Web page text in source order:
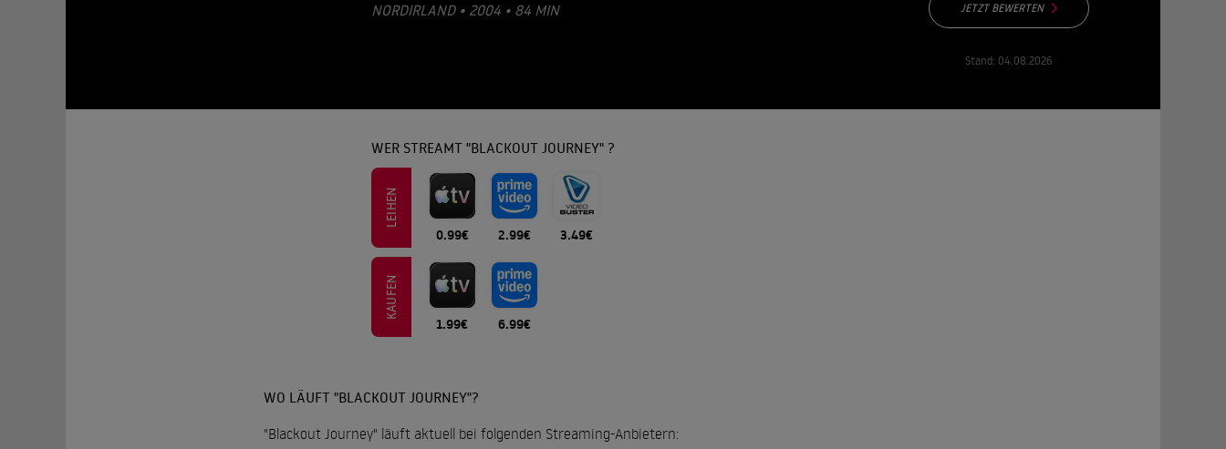
ORDIRLAND • 2004 • 84 MIN
JETZT BEWERTEN
Stand: 04.08.2026
WER STREAMT "BLACKOUT JOURNEY" ?
LEIHEN
0.99€ 2.99€ 3.49€
KAUFEN
1.99€ 6.99€
WO LÄUFT "BLACKOUT JOURNEY"?
"Blackout Journey" läuft aktuell bei folgenden Streaming-Anbietern: